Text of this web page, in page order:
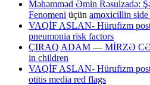
Məhəmməd Əmin Rəsulzadə:
Fenomeni üçün amoxicillin side
VAQİF ASLAN- Hürufizm
pneumonia risk factors
ÇIRAQ ADAM — MİRZƏ
in children
VAQİF ASLAN- Hürufizm
otitis media red flags